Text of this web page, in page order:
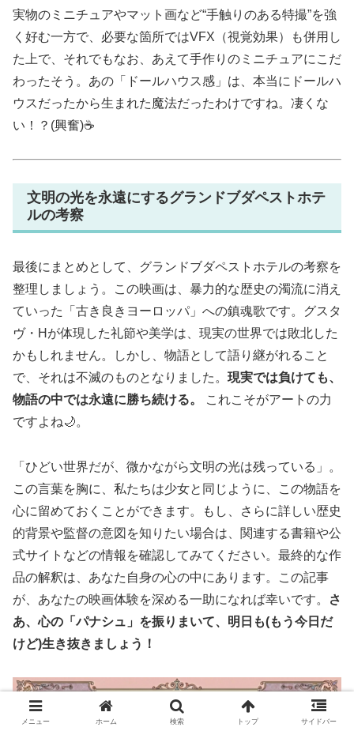
実物のミニチュアやマット画など“手触りのある特撮”を強
く好む一方で、必要な箇所ではVFX（視覚効果）も併用し
た上で、それでもなお、あえて手作りのミニチュアにこだ
わったそう。あの「ドールハウス感」は、本当にドールハ
ウスだったから生まれた魔法だったわけですね。凄くな
い！？(興奮)☕
文明の光を永遠にするグランドブダペストホテ
ルの考察
最後にまとめとして、グランドブダペストホテルの考察を
整理しましょう。この映画は、暴力的な歴史の濁流に消え
ていった「古き良きヨーロッパ」への鎮魂歌です。グスタ
ヴ・Hが体現した礼節や美学は、現実の世界では敗北した
かもしれません。しかし、物語として語り継がれること
で、それは不滅のものとなりました。 現実では負けても、
物語の中では永遠に勝ち続ける。
これこそがアートの力
ですよね🌙。
「ひどい世界だが、微かながら文明の光は残っている」。
この言葉を胸に、私たちは少女と同じように、この物語を
心に留めておくことができます。もし、さらに詳しい歴史
的背景や監督の意図を知りたい場合は、関連する書籍や公
式サイトなどの情報を確認してみてください。最終的な作
品の解釈は、あなた自身の心の中にあります。この記事
が、あなたの映画体験を深める一助になれば幸いです。
さ
あ、心の「パナシュ」を振りまいて、明日も(もう今日だ
けど)生き抜きましょう！
メニュー ホーム 検索 トップ サイドバー